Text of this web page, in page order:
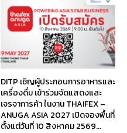
DITP เชิญผู้ประกอบการอาหารและ
เครื่องดื่ม เข้าร่วมจัดแสดงและ
เจรจาการค้า ในงาน THAIFEX –
ANUGA ASIA 2027 เปิดจองพื้นที่
ตั้งแต่วันที่ 10 สิงหาคม 2569...